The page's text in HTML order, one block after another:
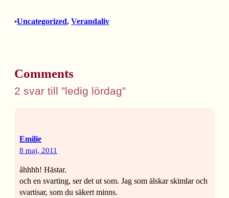
•Uncategorized, Verandaliv
Comments
2 svar till ”ledig lördag”
Emilie
8 maj, 2011
åhhhh! Hästar.
och en svarting, ser det ut som. Jag som älskar skimlar och
svartisar, som du säkert minns.